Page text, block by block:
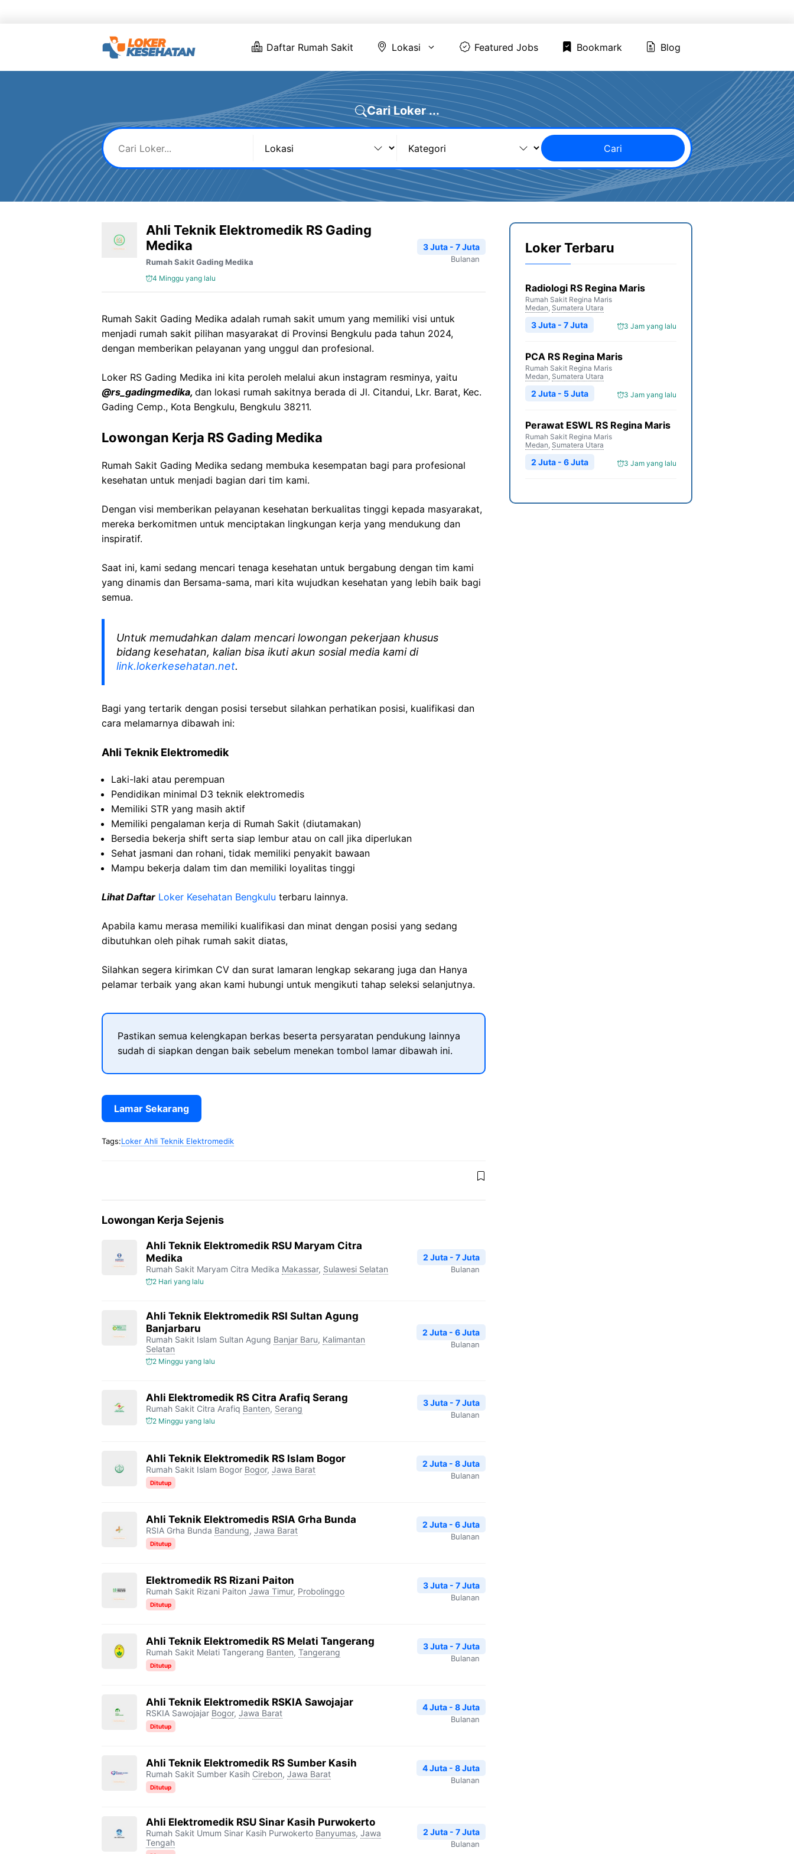
Daftar Rumah Sakit Lokasi Featured Jobs Bookmark Blog
Cari Loker ...
Cari
Ahli Teknik Elektromedik RS Gading
Medika
Rumah Sakit Gading Medika
4 Minggu yang lalu
3 Juta - 7 Juta
Bulanan
Rumah Sakit Gading Medika adalah rumah sakit umum yang memiliki visi untuk
menjadi rumah sakit pilihan masyarakat di Provinsi Bengkulu pada tahun 2024,
dengan memberikan pelayanan yang unggul dan profesional.
Loker RS Gading Medika ini kita peroleh melalui akun instagram resminya, yaitu
@rs_gadingmedika, dan lokasi rumah sakitnya berada di Jl. Citandui, Lkr. Barat, Kec.
Gading Cemp., Kota Bengkulu, Bengkulu 38211.
Lowongan Kerja RS Gading Medika
Rumah Sakit Gading Medika sedang membuka kesempatan bagi para profesional
kesehatan untuk menjadi bagian dari tim kami.
Dengan visi memberikan pelayanan kesehatan berkualitas tinggi kepada masyarakat,
mereka berkomitmen untuk menciptakan lingkungan kerja yang mendukung dan
inspiratif.
Saat ini, kami sedang mencari tenaga kesehatan untuk bergabung dengan tim kami
yang dinamis dan Bersama-sama, mari kita wujudkan kesehatan yang lebih baik bagi
semua.
Untuk memudahkan dalam mencari lowongan pekerjaan khusus
bidang kesehatan, kalian bisa ikuti akun sosial media kami di
link.lokerkesehatan.net.
Bagi yang tertarik dengan posisi tersebut silahkan perhatikan posisi, kualifikasi dan
cara melamarnya dibawah ini:
Ahli Teknik Elektromedik
Laki-laki atau perempuan
Pendidikan minimal D3 teknik elektromedis
Memiliki STR yang masih aktif
Memiliki pengalaman kerja di Rumah Sakit (diutamakan)
Bersedia bekerja shift serta siap lembur atau on call jika diperlukan
Sehat jasmani dan rohani, tidak memiliki penyakit bawaan
Mampu bekerja dalam tim dan memiliki loyalitas tinggi
Lihat Daftar Loker Kesehatan Bengkulu terbaru lainnya.
Apabila kamu merasa memiliki kualifikasi dan minat dengan posisi yang sedang
dibutuhkan oleh pihak rumah sakit diatas,
Silahkan segera kirimkan CV dan surat lamaran lengkap sekarang juga dan Hanya
pelamar terbaik yang akan kami hubungi untuk mengikuti tahap seleksi selanjutnya.
Pastikan semua kelengkapan berkas beserta persyaratan pendukung lainnya
sudah di siapkan dengan baik sebelum menekan tombol lamar dibawah ini.
Lamar Sekarang
Tags:Loker Ahli Teknik Elektromedik
Lowongan Kerja Sejenis
Ahli Teknik Elektromedik RSU Maryam Citra
Medika
Rumah Sakit Maryam Citra Medika Makassar, Sulawesi Selatan
2 Hari yang lalu
2 Juta - 7 Juta
Bulanan
Ahli Teknik Elektromedik RSI Sultan Agung
Banjarbaru
Rumah Sakit Islam Sultan Agung Banjar Baru, Kalimantan
Selatan
2 Minggu yang lalu
2 Juta - 6 Juta
Bulanan
Ahli Elektromedik RS Citra Arafiq Serang
Rumah Sakit Citra Arafiq Banten, Serang
2 Minggu yang lalu
3 Juta - 7 Juta
Bulanan
Ahli Teknik Elektromedik RS Islam Bogor
Rumah Sakit Islam Bogor Bogor, Jawa Barat
Ditutup
2 Juta - 8 Juta
Bulanan
Ahli Teknik Elektromedis RSIA Grha Bunda
RSIA Grha Bunda Bandung, Jawa Barat
Ditutup
2 Juta - 6 Juta
Bulanan
Elektromedik RS Rizani Paiton
Rumah Sakit Rizani Paiton Jawa Timur, Probolinggo
Ditutup
3 Juta - 7 Juta
Bulanan
Ahli Teknik Elektromedik RS Melati Tangerang
Rumah Sakit Melati Tangerang Banten, Tangerang
Ditutup
3 Juta - 7 Juta
Bulanan
Ahli Teknik Elektromedik RSKIA Sawojajar
RSKIA Sawojajar Bogor, Jawa Barat
Ditutup
4 Juta - 8 Juta
Bulanan
Ahli Teknik Elektromedik RS Sumber Kasih
Rumah Sakit Sumber Kasih Cirebon, Jawa Barat
Ditutup
4 Juta - 8 Juta
Bulanan
Ahli Elektromedik RSU Sinar Kasih Purwokerto
Rumah Sakit Umum Sinar Kasih Purwokerto Banyumas, Jawa
Tengah
2 Juta - 7 Juta
Bulanan
Loker Terbaru
Radiologi RS Regina Maris
Rumah Sakit Regina Maris
Medan, Sumatera Utara
3 Jam yang lalu
3 Juta - 7 Juta
PCA RS Regina Maris
Rumah Sakit Regina Maris
Medan, Sumatera Utara
3 Jam yang lalu
2 Juta - 5 Juta
Perawat ESWL RS Regina Maris
Rumah Sakit Regina Maris
Medan, Sumatera Utara
3 Jam yang lalu
2 Juta - 6 Juta